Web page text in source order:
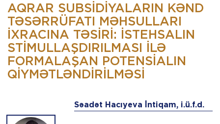
AQRAR SUBSIDIYALARIN KƏND
TƏSƏRRÜFATI MƏHSULLARI
IXRACINA TƏSIRI: ISTEHSALIN
STIMULLAŞDIRILMASI ILƏ
FORMALAŞAN POTENSIALIN
QIYMƏTLƏNDIRILMƏSI
Səadət Hacıyeva İntiqam, i.ü.f.d.